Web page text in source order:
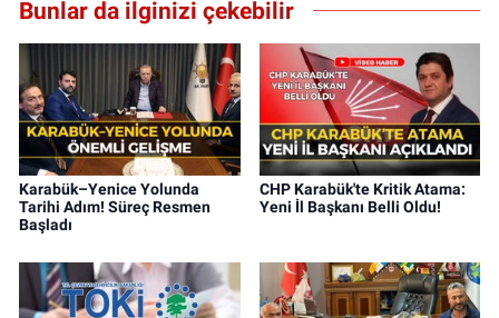
Bunlar da ilginizi çekebilir
Karabük–Yenice Yolunda
Tarihi Adım! Süreç Resmen
Başladı
CHP Karabük'te Kritik Atama:
Yeni İl Başkanı Belli Oldu!